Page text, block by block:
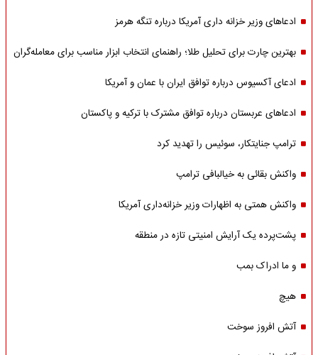
ادعاهای وزیر خزانه داری آمریکا درباره تنگه هرمز
بهترین چارت برای تحلیل طلا؛ راهنمای انتخاب ابزار مناسب برای معامله‌گران
ادعای آکسیوس درباره توافق ایران با عمان و آمریکا
ادعاهای عربستان درباره توافق مشترک با ترکیه و پاکستان
ترامپ جنایتکار، سوئیس را تهدید کرد
واکنش بقائی به خیالبافی ترامپ
واکنش همتی به اظهارات وزیر خزانه‌داری آمریکا
پشت‌پرده یک آرایش امنیتی تازه در منطقه
و ما ادراک بمب
هیچ
آتش افروز سوخت